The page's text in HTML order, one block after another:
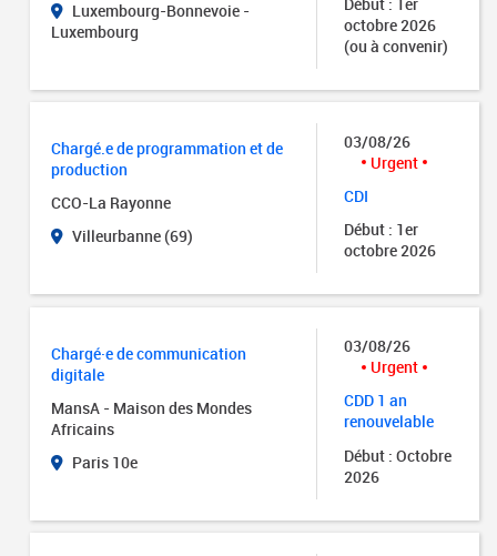
Luxembourg-Bonnevoie -
Luxembourg
octobre 2026
(ou à convenir)
Chargé.e de programmation et de
production
CCO-La Rayonne
Villeurbanne (69)
03/08/26
Urgent
CDI
Début : 1er
octobre 2026
Chargé·e de communication
digitale
MansA - Maison des Mondes
Africains
Paris 10e
03/08/26
Urgent
CDD 1 an
renouvelable
Début : Octobre
2026